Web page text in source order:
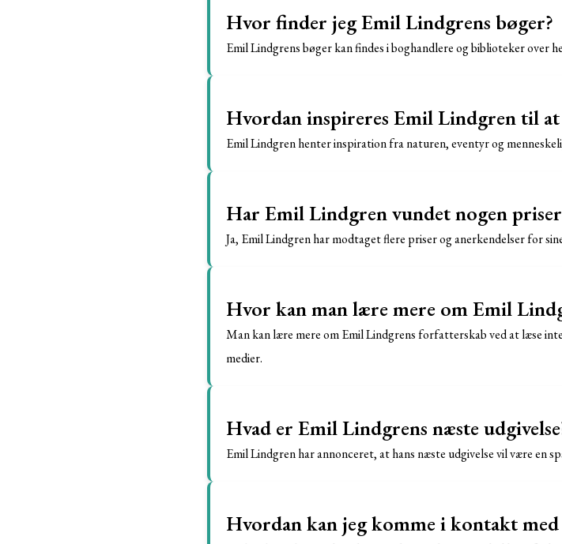
Hvor finder jeg Emil Lindgrens bøger?
Emil Lindgrens bøger kan findes i boghandlere og biblioteker over
Hvordan inspireres Emil Lindgren til at
Emil Lindgren henter inspiration fra naturen, eventyr og
Har Emil Lindgren vundet nogen
Ja, Emil Lindgren har modtaget flere priser og anerkendelser for
Hvor kan man lære mere om Emil
Man kan lære mere om Emil Lindgrens forfatterskab ved at læse
medier.
Hvad er Emil Lindgrens næste
Emil Lindgren har annonceret, at hans næste udgivelse vil være en
Hvordan kan jeg komme i kontakt